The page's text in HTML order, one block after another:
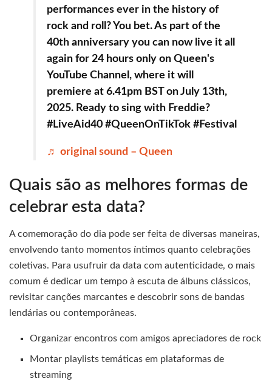
performances ever in the history of
rock and roll? You bet. As part of the
40th anniversary you can now live it all
again for 24 hours only on Queen's
YouTube Channel, where it will
premiere at 6.41pm BST on July 13th,
2025. Ready to sing with Freddie?
#LiveAid40 #QueenOnTikTok #Festival
♬ original sound – Queen
Quais são as melhores formas de
celebrar esta data?
A comemoração do dia pode ser feita de diversas maneiras,
envolvendo tanto momentos íntimos quanto celebrações
coletivas. Para usufruir da data com autenticidade, o mais
comum é dedicar um tempo à escuta de álbuns clássicos,
revisitar canções marcantes e descobrir sons de bandas
lendárias ou contemporâneas.
Organizar encontros com amigos apreciadores de rock
Montar playlists temáticas em plataformas de
streaming